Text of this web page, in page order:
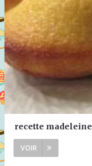
recette madeleine
VOIR